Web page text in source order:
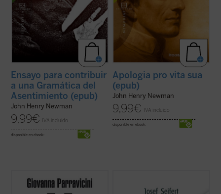
Ensayo para contribuir
a una Gramática del
Asentimiento (epub)
John Henry Newman
9,99€ IVA incluido
disponible en ebook:
Apologia pro vita sua
(epub)
John Henry Newman
9,99€ IVA incluido
disponible en ebook:
Siempre es posible vivir como hombres,
hacer una experiencia de libertad y verdad,
cuestión más existencial que la de la